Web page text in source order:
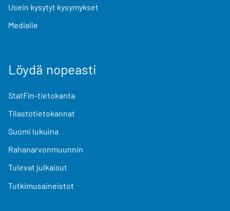
Usein kysytyt kysymykset
Medialle
Löydä nopeasti
StatFin-tietokanta
Tilastotietokannat
Suomi lukuina
Rahanarvonmuunnin
Tulevat julkaisut
Tutkimusaineistot